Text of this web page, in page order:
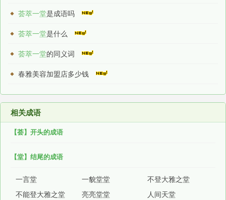
荟萃一堂是成语吗
荟萃一堂是什么
荟萃一堂的同义词
春雅美容加盟店多少钱
相关成语
【荟】开头的成语
【堂】结尾的成语
一言堂 一貌堂堂
不登大雅之堂
不能登大雅之堂
亮亮堂堂
人间天堂